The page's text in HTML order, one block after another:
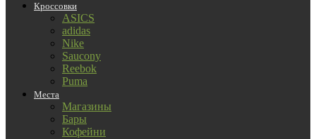
Кроссовки
ASICS
adidas
Nike
Saucony
Reebok
Puma
Места
Магазины
Бары
Кофейни